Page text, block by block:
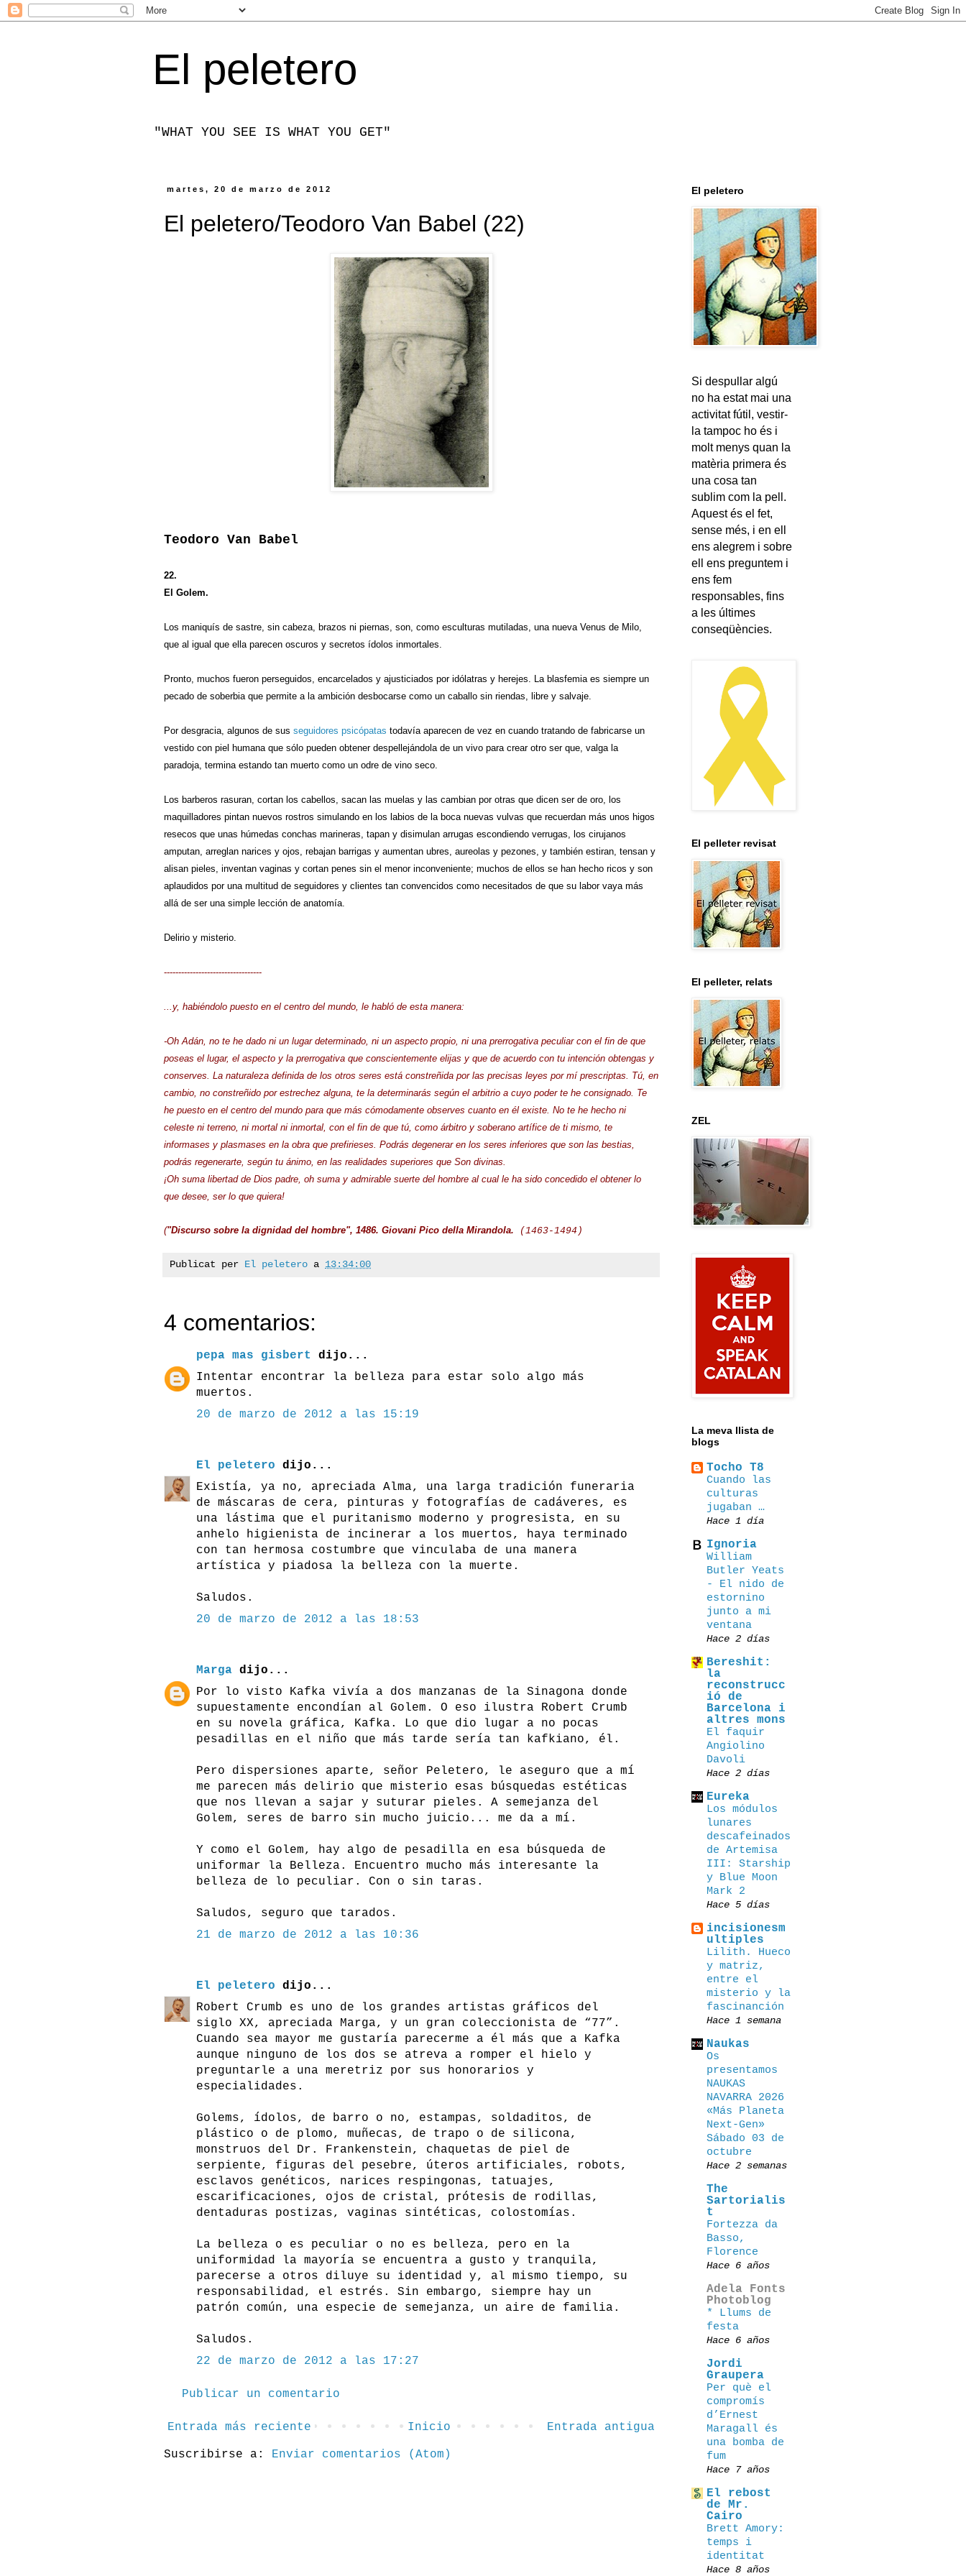
El peletero
"WHAT YOU SEE IS WHAT YOU GET"
martes, 20 de marzo de 2012
El peletero/Teodoro Van Babel (22)
Teodoro Van Babel
22.
El Golem.
Los maniquís de sastre, sin cabeza, brazos ni piernas, son, como esculturas mutiladas, una nueva Venus de Milo,
que al igual que ella parecen oscuros y secretos ídolos inmortales.
Pronto, muchos fueron perseguidos, encarcelados y ajusticiados por idólatras y herejes. La blasfemia es siempre un
pecado de soberbia que permite a la ambición desbocarse como un caballo sin riendas, libre y salvaje.
Por desgracia, algunos de sus seguidores psicópatas todavía aparecen de vez en cuando tratando de fabricarse un
vestido con piel humana que sólo pueden obtener despellejándola de un vivo para crear otro ser que, valga la
paradoja, termina estando tan muerto como un odre de vino seco.
Los barberos rasuran, cortan los cabellos, sacan las muelas y las cambian por otras que dicen ser de oro, los
maquilladores pintan nuevos rostros simulando en los labios de la boca nuevas vulvas que recuerdan más unos higos
resecos que unas húmedas conchas marineras, tapan y disimulan arrugas escondiendo verrugas, los cirujanos
amputan, arreglan narices y ojos, rebajan barrigas y aumentan ubres, aureolas y pezones, y también estiran, tensan y
alisan pieles, inventan vaginas y cortan penes sin el menor inconveniente; muchos de ellos se han hecho ricos y son
aplaudidos por una multitud de seguidores y clientes tan convencidos como necesitados de que su labor vaya más
allá de ser una simple lección de anatomía.
Delirio y misterio.
----------------------------------
...y, habiéndolo puesto en el centro del mundo, le habló de esta manera:
-Oh Adán, no te he dado ni un lugar determinado, ni un aspecto propio, ni una prerrogativa peculiar con el fin de que
poseas el lugar, el aspecto y la prerrogativa que conscientemente elijas y que de acuerdo con tu intención obtengas y
conserves. La naturaleza definida de los otros seres está constreñida por las precisas leyes por mí prescriptas. Tú, en
cambio, no constreñido por estrechez alguna, te la determinarás según el arbitrio a cuyo poder te he consignado. Te
he puesto en el centro del mundo para que más cómodamente observes cuanto en él existe. No te he hecho ni
celeste ni terreno, ni mortal ni inmortal, con el fin de que tú, como árbitro y soberano artífice de ti mismo, te
informases y plasmases en la obra que prefirieses. Podrás degenerar en los seres inferiores que son las bestias,
podrás regenerarte, según tu ánimo, en las realidades superiores que Son divinas.
¡Oh suma libertad de Dios padre, oh suma y admirable suerte del hombre al cual le ha sido concedido el obtener lo
que desee, ser lo que quiera!
("Discurso sobre la dignidad del hombre", 1486. Giovani Pico della Mirandola. (1463-1494)
Publicat per El peletero a 13:34:00
4 comentarios:
pepa mas gisbert
dijo...
Intentar encontrar la belleza para estar solo algo más
muertos.
20 de marzo de 2012 a las 15:19
El peletero dijo...
Existía, ya no, apreciada Alma, una larga tradición funeraria
de máscaras de cera, pinturas y fotografías de cadáveres, es
una lástima que el puritanismo moderno y progresista, en su
anhelo higienista de incinerar a los muertos, haya terminado
con tan hermosa costumbre que vinculaba de una manera
artística y piadosa la belleza con la muerte.
Saludos.
20 de marzo de 2012 a las 18:53
Marga dijo...
Por lo visto Kafka vivía a dos manzanas de la Sinagona donde
supuestamente encondían al Golem. O eso ilustra Robert Crumb
en su novela gráfica, Kafka. Lo que dio lugar a no pocas
pesadillas en el niño que más tarde sería tan kafkiano, él.
Pero dispersiones aparte, señor Peletero, le aseguro que a mí
me parecen más delirio que misterio esas búsquedas estéticas
que nos llevan a sajar y suturar pieles. A semejanza del
Golem, seres de barro sin mucho juicio... me da a mí.
Y como el Golem, hay algo de pesadilla en esa búsqueda de
uniformar la Belleza. Encuentro mucho más interesante la
belleza de lo peculiar. Con o sin taras.
Saludos, seguro que tarados.
21 de marzo de 2012 a las 10:36
El peletero dijo...
Robert Crumb es uno de los grandes artistas gráficos del
siglo XX, apreciada Marga, y un gran coleccionista de “77”.
Cuando sea mayor me gustaría parecerme a él más que a Kafka
aunque ninguno de los dos se atreva a romper el hielo y
preguntarle a una meretriz por sus honorarios y
especialidades.
Golems, ídolos, de barro o no, estampas, soldaditos, de
plástico o de plomo, muñecas, de trapo o de silicona,
monstruos del Dr. Frankenstein, chaquetas de piel de
serpiente, figuras del pesebre, úteros artificiales, robots,
esclavos genéticos, narices respingonas, tatuajes,
escarificaciones, ojos de cristal, prótesis de rodillas,
dentaduras postizas, vaginas sintéticas, colostomías.
La belleza o es peculiar o no es belleza, pero en la
uniformidad la mayoría se encuentra a gusto y tranquila,
parecerse a otros diluye su identidad y, al mismo tiempo, su
responsabilidad, el estrés. Sin embargo, siempre hay un
patrón común, una especie de semejanza, un aire de familia.
Saludos.
22 de marzo de 2012 a las 17:27
Publicar un comentario
Entrada más reciente Entrada antigua
Inicio
Suscribirse a: Enviar comentarios (Atom)
El peletero
Si despullar algú
no ha estat mai una
activitat fútil, vestir-
la tampoc ho és i
molt menys quan la
matèria primera és
una cosa tan
sublim com la pell.
Aquest és el fet,
sense més, i en ell
ens alegrem i sobre
ell ens preguntem i
ens fem
responsables, fins
a les últimes
conseqüències.
El pelleter revisat
El pelleter, relats
ZEL
La meva llista de
blogs
Tocho T8
Cuando las
culturas
jugaban …
Hace 1 día
Ignoria
William
Butler Yeats
- El nido de
estornino
junto a mi
ventana
Hace 2 días
Bereshit:
la
reconstrucc
ió de
Barcelona i
altres mons
El faquir
Angiolino
Davoli
Hace 2 días
Eureka
Los módulos
lunares
descafeinados
de Artemisa
III: Starship
y Blue Moon
Mark 2
Hace 5 días
incisionesm
ultiples
Lilith. Hueco
y matriz,
entre el
misterio y la
fascinanción
Hace 1 semana
Naukas
Os
presentamos
NAUKAS
NAVARRA 2026
«Más Planeta
Next-Gen»
Sábado 03 de
octubre
Hace 2 semanas
The
Sartorialis
t
Fortezza da
Basso,
Florence
Hace 6 años
Adela Fonts
Photoblog
* Llums de
festa
Hace 6 años
Jordi
Graupera
Per què el
compromís
d’Ernest
Maragall és
una bomba de
fum
Hace 7 años
El rebost
de Mr.
Cairo
Brett Amory:
temps i
identitat
Hace 8 años